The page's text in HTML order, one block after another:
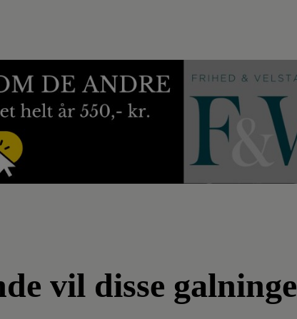
vil disse galninge